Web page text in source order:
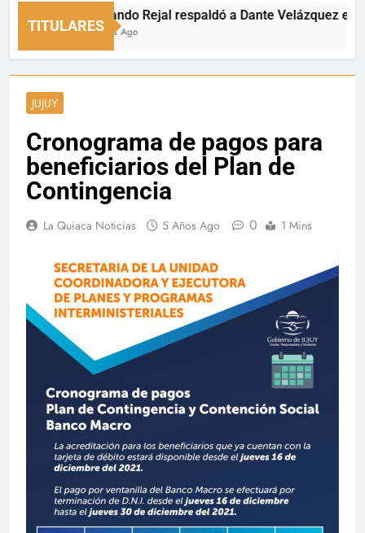
TITULARES
Fernando Rejal respaldó a Dante Velázquez en el
3 Horas Ago
JUJUY
Cronograma de pagos para
beneficiarios del Plan de
Contingencia
La Quiaca Noticias 5 Años Ago 0 1 Mins